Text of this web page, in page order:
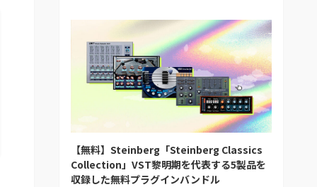
【無料】Steinberg「Steinberg Classics
Collection」VST黎明期を代表する5製品を
収録した無料プラグインバンドル